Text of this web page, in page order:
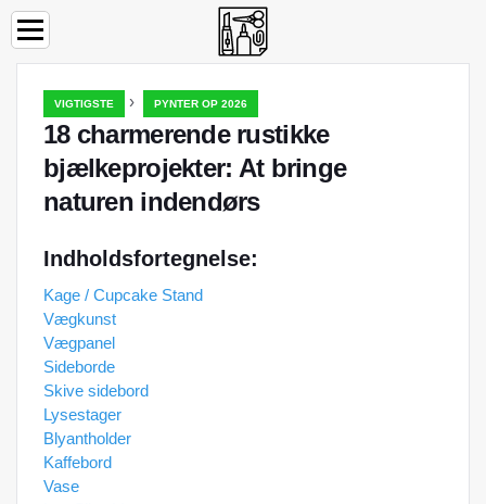
VIGTIGSTE › PYNTER OP 2026
18 charmerende rustikke
bjælkeprojekter: At bringe
naturen indendørs
Indholdsfortegnelse:
Kage / Cupcake Stand
Vægkunst
Vægpanel
Sideborde
Skive sidebord
Lysestager
Blyantholder
Kaffebord
Vase